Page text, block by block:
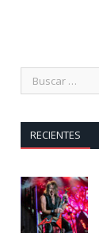
RECIENTES